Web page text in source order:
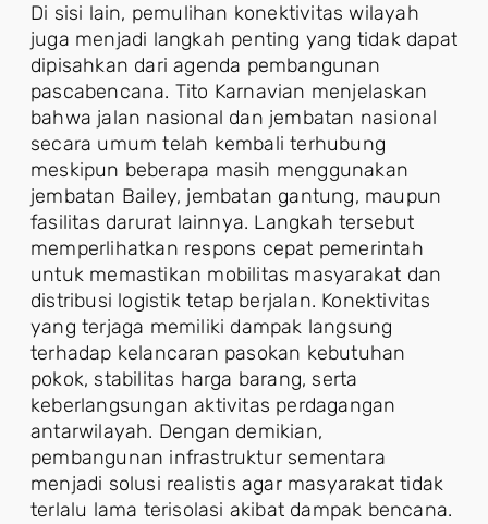
Di sisi lain, pemulihan konektivitas wilayah
juga menjadi langkah penting yang tidak dapat
dipisahkan dari agenda pembangunan
pascabencana. Tito Karnavian menjelaskan
bahwa jalan nasional dan jembatan nasional
secara umum telah kembali terhubung
meskipun beberapa masih menggunakan
jembatan Bailey, jembatan gantung, maupun
fasilitas darurat lainnya. Langkah tersebut
memperlihatkan respons cepat pemerintah
untuk memastikan mobilitas masyarakat dan
distribusi logistik tetap berjalan. Konektivitas
yang terjaga memiliki dampak langsung
terhadap kelancaran pasokan kebutuhan
pokok, stabilitas harga barang, serta
keberlangsungan aktivitas perdagangan
antarwilayah. Dengan demikian,
pembangunan infrastruktur sementara
menjadi solusi realistis agar masyarakat tidak
terlalu lama terisolasi akibat dampak bencana.